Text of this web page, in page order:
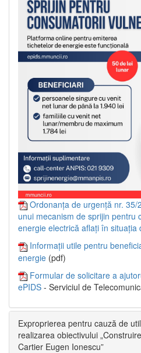
Ordonanța de urgență nr.
unui mecanism de sprijin pentru
energie electrică aflați în situația
Informații utile pentru
energie (pdf)
Formular de solicitare a
ePIDS - Serviciul de
Exproprierea pentru cauză de
realizarea obiectivului
Cartier Eugen Ionescu”